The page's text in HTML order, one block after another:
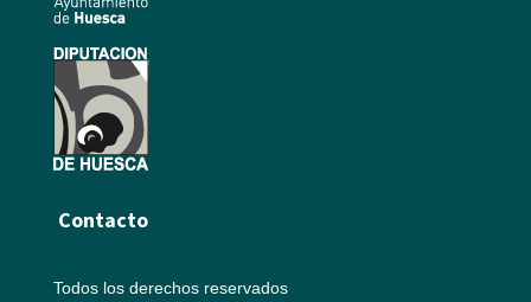
Contacto
Todos los derechos reservados